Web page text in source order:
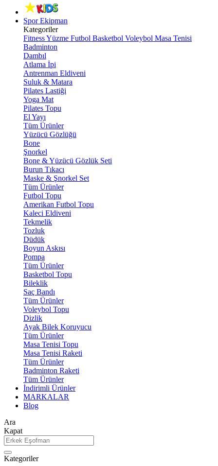
Spor Ekipman
Kategoriler
FitnessYüzme Futbol Basketbol Voleybol Masa Tenisi
Badminton
Dambıl
Atlama İpi
Antrenman Eldiveni
Suluk & Matara
Pilates Lastiği
Yoga Mat
Pilates Topu
El Yayı
Tüm Ürünler
Yüzücü Gözlüğü
Bone
Şnorkel
Bone & Yüzücü Gözlük Seti
Burun Tıkacı
Maske & Şnorkel Set
Tüm Ürünler
Futbol Topu
Amerikan Futbol Topu
Kaleci Eldiveni
Tekmelik
Tozluk
Düdük
Boyun Askısı
Pompa
Tüm Ürünler
Basketbol Topu
Bileklik
Saç Bandı
Tüm Ürünler
Voleybol Topu
Dizlik
Ayak Bilek Koruyucu
Tüm Ürünler
Masa Tenisi Topu
Masa Tenisi Raketi
Tüm Ürünler
Badminton Raketi
Tüm Ürünler
İndirimli Ürünler
MARKALAR
Blog
Ara
Kapat
Kategoriler